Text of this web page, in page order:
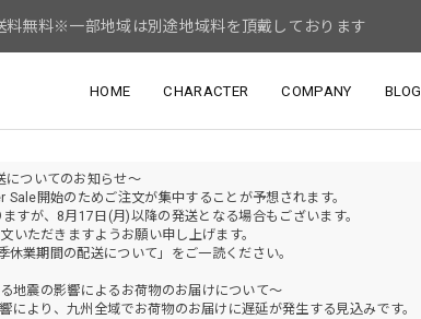
料無料※一部地域は別途地域料を頂戴しております
HOME CHARACTER COMPANY BLOG
についてのお知らせ～
開始のためご注文が集中することが予想されます。
すが、8月17日(月)以降の発送となる場合もございます。
いただきますようお願い申し上げます。
休業期間の配送について」をご一読ください。
地震の影響によるお荷物のお届けについて～
より、九州全域でお荷物のお届けに遅延が発生する見込みです。